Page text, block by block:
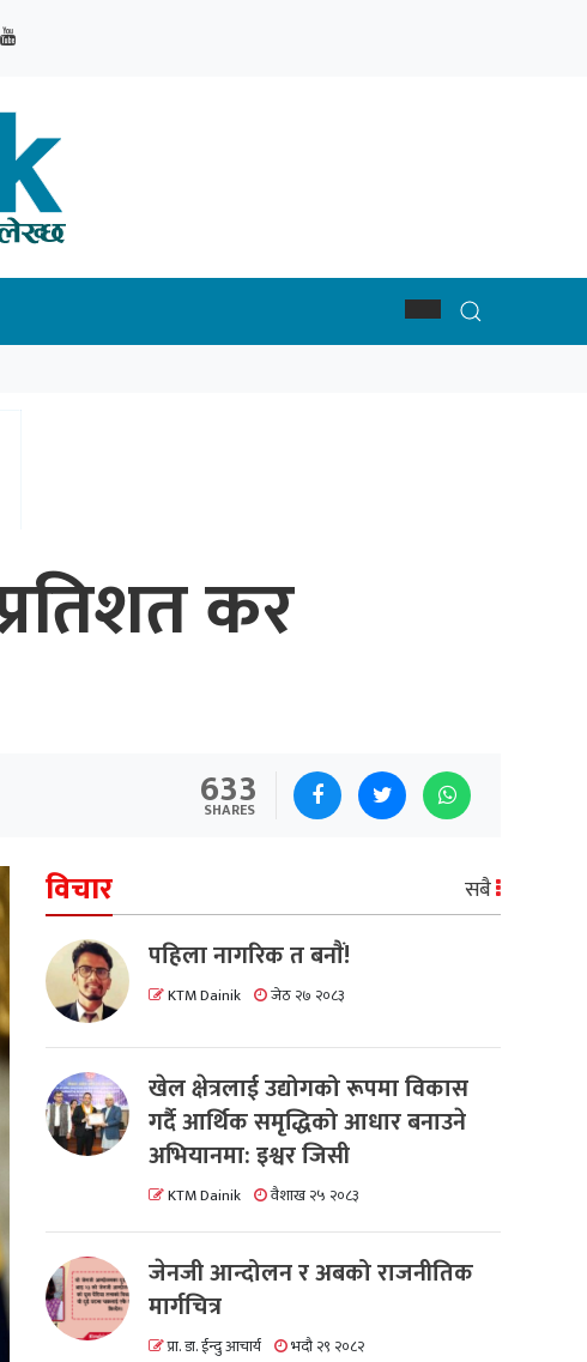
कर
633
SHARES
विचार सबै
पहिला नागरिक त बनाैं!
KTM Dainik जेठ २७ २०८३
खेल क्षेत्रलाई उद्योगको रूपमा विकास
गर्दै आर्थिक समृद्धिको आधार बनाउने
अभियानमा: इश्वर जिसी
KTM Dainik वैशाख २५ २०८३
जेनजी आन्दोलन र अबको राजनीतिक
मार्गचित्र
प्रा. डा. ईन्दु आचार्य भदौ २९ २०८२